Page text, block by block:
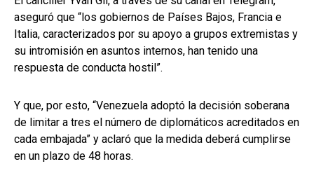
aseguró que “los gobiernos de Países Bajos, Francia e
Italia, caracterizados por su apoyo a grupos extremistas y
su intromisión en asuntos internos, han tenido una
respuesta de conducta hostil”.
Y que, por esto, “Venezuela adoptó la decisión soberana
de limitar a tres el número de diplomáticos acreditados en
cada embajada” y aclaró que la medida deberá cumplirse
en un plazo de 48 horas.